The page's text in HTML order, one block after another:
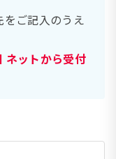
をご記入のうえ
ネットから受付